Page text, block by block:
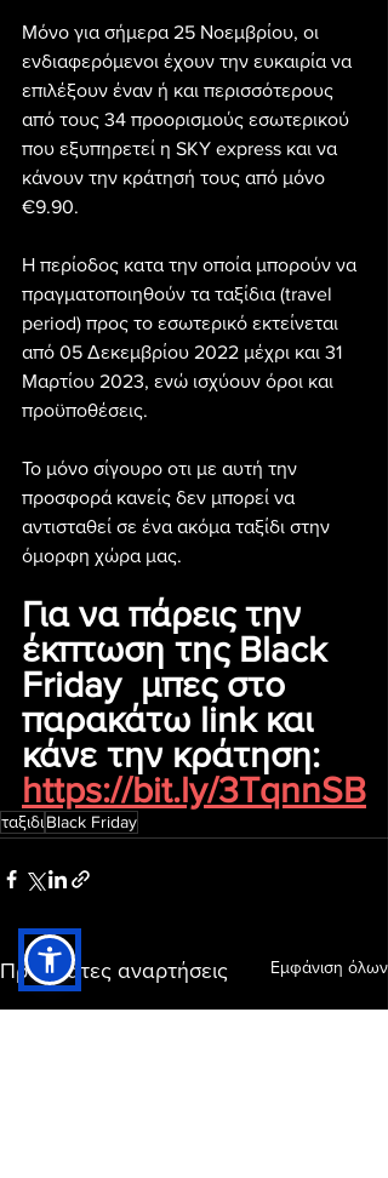
Μόνο για σήμερα 25 Νοεμβρίου, οι
ενδιαφερόμενοι έχουν την ευκαιρία να
επιλέξουν έναν ή και περισσότερους
από τους 34 προορισμούς εσωτερικού
που εξυπηρετεί η SKY express και να
κάνουν την κράτησή τους από μόνο
€9.90.
Η περίοδος κατα την οποία μπορούν να
πραγματοποιηθούν τα ταξίδια (travel
period) προς το εσωτερικό εκτείνεται
από 05 Δεκεμβρίου 2022 μέχρι και 31
Μαρτίου 2023, ενώ ισχύουν όροι και
προϋποθέσεις.
Το μόνο σίγουρο οτι με αυτή την
προσφορά κανείς δεν μπορεί να
αντισταθεί σε ένα ακόμα ταξίδι στην
όμορφη χώρα μας.
Για να πάρεις την
έκπτωση της Black
Friday  μπες στο
παρακάτω link και
κάνε την κράτηση:
https://bit.ly/3TqnnSB
ταξιδιBlack Friday
Πρόσφατες αναρτήσεις Εμφάνιση όλων